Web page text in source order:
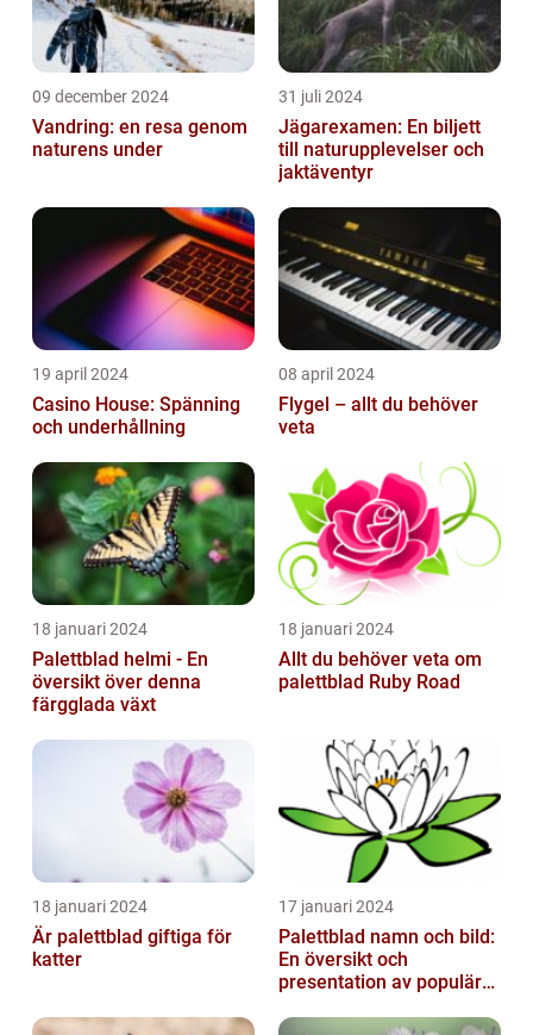
09 december 2024
Vandring: en resa genom
naturens under
31 juli 2024
Jägarexamen: En biljett
till naturupplevelser och
jaktäventyr
19 april 2024
Casino House: Spänning
och underhållning
08 april 2024
Flygel – allt du behöver
veta
18 januari 2024
Palettblad helmi - En
översikt över denna
färgglada växt
18 januari 2024
Allt du behöver veta om
palettblad Ruby Road
18 januari 2024
Är palettblad giftiga för
katter
17 januari 2024
Palettblad namn och bild:
En översikt och
presentation av populära